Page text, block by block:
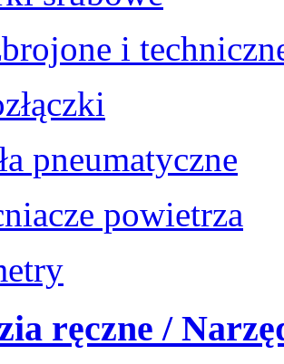
i
pneumatyczne
powietrza
ręczne /